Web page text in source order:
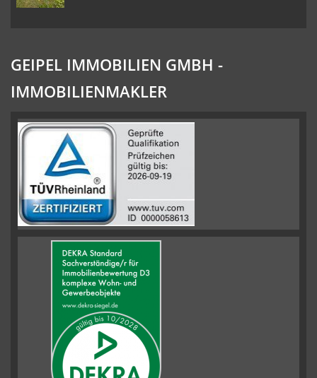
GEIPEL IMMOBILIEN GMBH -
IMMOBILIENMAKLER